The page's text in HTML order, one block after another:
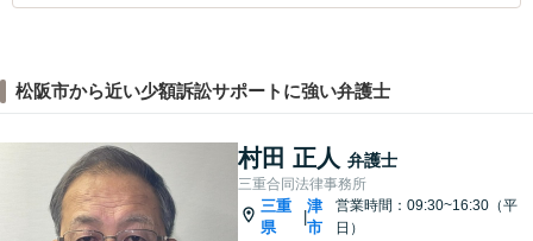
松阪市から近い少額訴訟サポートに強い弁護士
村田 正人 弁護士
三重合同法律事務所
三重
県
|
津
市
営業時間：09:30~16:30（平
日）